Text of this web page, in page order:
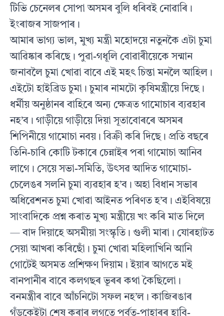
টিভি চেনেলৰ সোপা অসমৰ বুলি ধৰিবই নোৱাৰি।
ইংৰাজৰ সাজপাৰ।
আমাৰ ভাগ্য ভাল, মুখ্য মন্ত্রী মহোদয়ে নতুনকৈ এটা চুমা
আৱিষ্কাৰ কৰিছে। পুৱা-গধূলি বোৱাৰীয়েকে সন্মান
জনাবলৈ চুমা খোৱা বাবে এই মহৎ চিন্তা মনলৈ আহিল।
এইটো হাইব্রিড চুমা। চুমাৰ নামটো কৃষিমন্ত্ৰীয়ে দিছে।
ধর্মীয় অনুষ্ঠানৰ বাহিৰে অন্য ক্ষেত্ৰত গামোচাৰ ব্যৱহাৰ
নহ’ব। গাড়ীয়ে গাড়ীয়ে দিয়া সূতাবোৰৰে অসমৰ
শিপিনীয়ে গামোচা নবয়। বিক্ৰী কৰি দিছে। প্রতি বছৰে
তিনি-চাৰি কোটি টকাৰে চেন্নাইৰ পৰা গামোচা আনিব
লাগে। সেয়ে সভা-সমিতি, উৎসৱ আদিত গামোচা-
চেলেঙৰ সলনি চুমা ব্যৱহাৰ হ’ব। অহা বিধান সভাৰ
অধিৱেশনত চুমা খোৱা আইনত পৰিণত হ’ব। এইবিষয়ে
সাংবাদিকে প্রশ্ন কৰাত মুখ্য মন্ত্ৰীয়ে খং কৰি মাত দিলে
— বাদ দিয়াহে অসমীয়া সংস্কৃতি। গুলী মাৰা। যোৰহাটত
সেয়া আখৰা কৰিছোঁ। চুমা খোৱা মহিলাখিনি আনি
গোটেই অসমত প্রশিক্ষণ দিয়াম। ইয়াৰ আগতে মই
বানপানীৰ বাবে কলগছৰ ভূৰৰ কথা কৈছিলো।
বনমন্ত্ৰীৰ বাবে আঁচনিটো সফল নহ’ল। কাজিৰঙাৰ
গঁড়কেইটা শেষ কৰাৰ লগতে পৰ্বত-পাহাৰৰ হাবি-